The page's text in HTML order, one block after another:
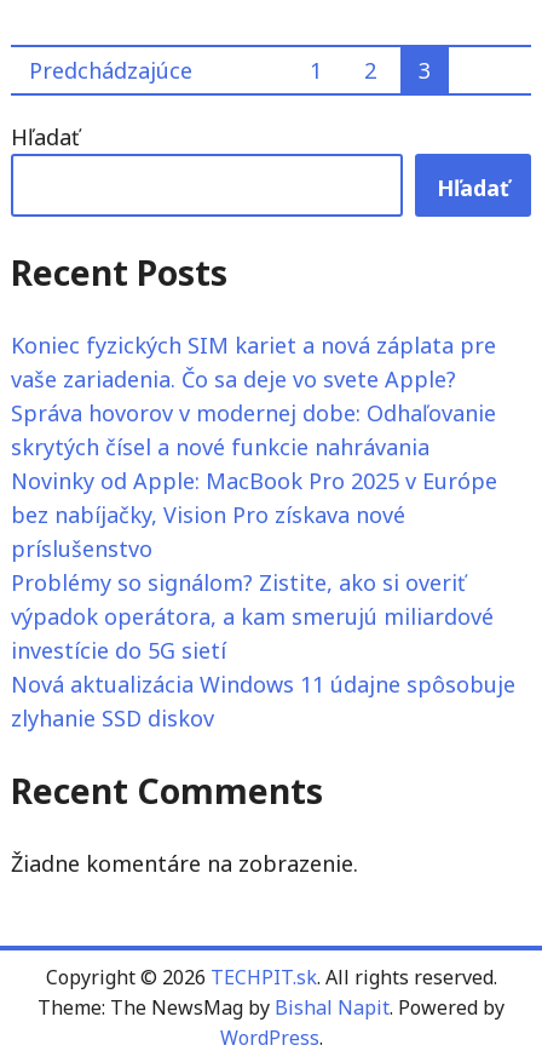
CEO:
60
startupov
oblasti
inteligencie
našu
technológiu"
Stránkovanie
príspevkov
Predchádzajúce 1 2 3
Hľadať
Hľadať
Recent Posts
Koniec fyzických SIM kariet a nová záplata pre
vaše zariadenia. Čo sa deje vo svete Apple?
Správa hovorov v modernej dobe: Odhaľovanie
skrytých čísel a nové funkcie nahrávania
Novinky od Apple: MacBook Pro 2025 v Európe
bez nabíjačky, Vision Pro získava nové
príslušenstvo
Problémy so signálom? Zistite, ako si overiť
výpadok operátora, a kam smerujú miliardové
investície do 5G sietí
Nová aktualizácia Windows 11 údajne spôsobuje
zlyhanie SSD diskov
Recent Comments
Žiadne komentáre na zobrazenie.
Copyright © 2026 TECHPIT.sk. All rights reserved.
Theme: The NewsMag by Bishal Napit. Powered by
WordPress.